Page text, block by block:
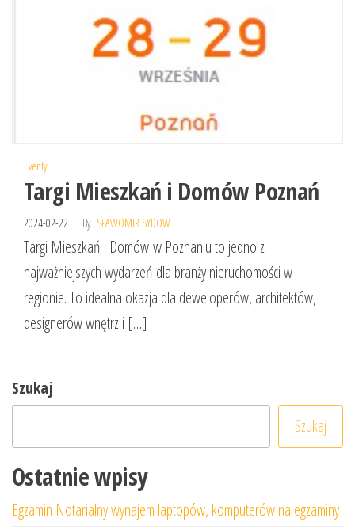
Eventy
Targi Mieszkań i Domów Poznań
2024-02-22 By SŁAWOMIR SYDOW
Targi Mieszkań i Domów w Poznaniu to jedno z
najważniejszych wydarzeń dla branży nieruchomości w
regionie. To idealna okazja dla deweloperów, architektów,
designerów wnętrz i […]
Szukaj
Szukaj
Ostatnie wpisy
Egzamin Notarialny wynajem laptopów, komputerów na egzaminy